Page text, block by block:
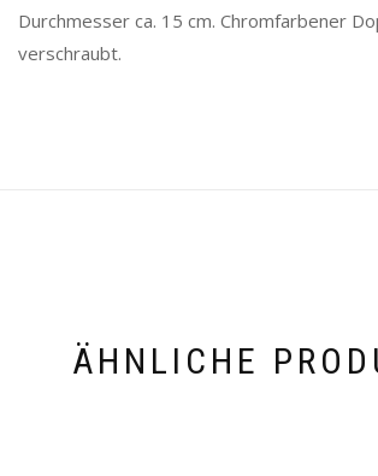
Durchmesser ca. 15 cm. Chromfarbener
verschraubt.
ÄHNLICHE